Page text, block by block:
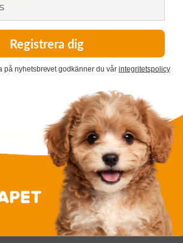
koiralle ei kelpaa tämä ollenkaan, välillä
harkittuaan. Pikemmin rakeita kuin
"piilottaa" ruokaan. Jatketaan
25/05/2026
inte översättas. Försök igen senare
24/05/2026
Registrera dig
på nyhetsbrevet godkänner du vår integritetspolicy